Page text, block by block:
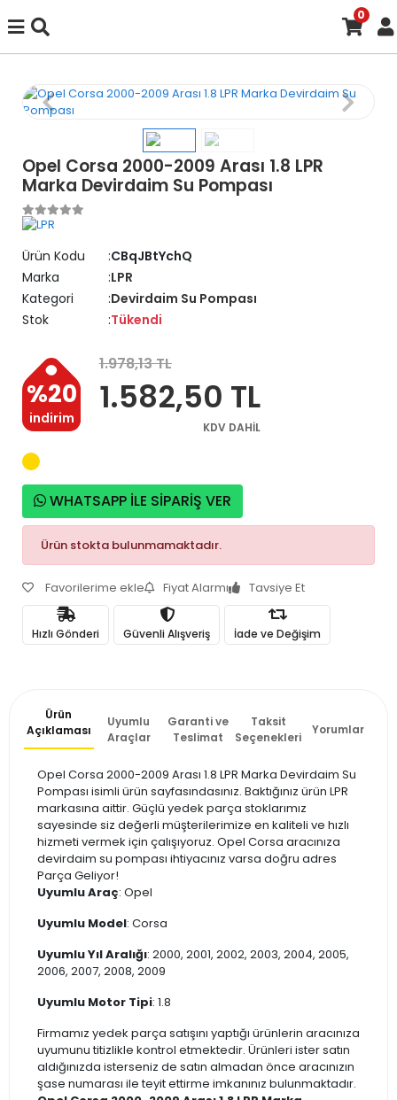
0
Opel Corsa 2000-2009 Arası 1.8 LPR
Marka Devirdaim Su Pompası
Ürün Kodu
CBqJBtYchQ
Marka
LPR
Kategori
Devirdaim Su Pompası
Stok
Tükendi
%20
indirim
1.978,13 TL
1.582,50 TL
KDV DAHİL
WHATSAPP İLE SİPARİŞ VER
Ürün stokta bulunmamaktadır.
Favorilerime ekle Fiyat Alarmı Tavsiye Et
Hızlı Gönderi Güvenli Alışveriş İade ve Değişim
Ürün
Açıklaması
Uyumlu
Araçlar
Garanti ve
Teslimat
Taksit
Seçenekleri
Yorumlar
Opel Corsa 2000-2009 Arası 1.8 LPR Marka Devirdaim Su
Pompası isimli ürün sayfasındasınız. Baktığınız ürün LPR
markasına aittir. Güçlü yedek parça stoklarımız
sayesinde siz değerli müşterilerimize en kaliteli ve hızlı
hizmeti vermek için çalışıyoruz. Opel Corsa aracınıza
devirdaim su pompası ihtiyacınız varsa doğru adres
Parça Geliyor!
Uyumlu Araç: Opel
Uyumlu Model: Corsa
Uyumlu Yıl Aralığı: 2000, 2001, 2002, 2003, 2004, 2005,
2006, 2007, 2008, 2009
Uyumlu Motor Tipi: 1.8
Firmamız yedek parça satışını yaptığı ürünlerin aracınıza
uyumunu titizlikle kontrol etmektedir. Ürünleri ister satın
aldığınızda isterseniz de satın almadan önce aracınızın
şase numarası ile teyit ettirme imkanınız bulunmaktadır.